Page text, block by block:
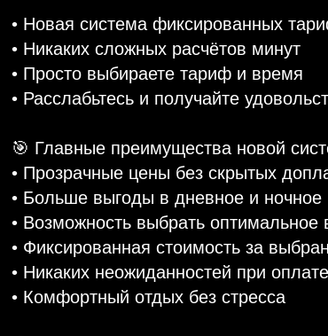
• Новая система фиксированных
• Никаких сложных расчётов минут
• Просто выбираете тариф и время
• Расслабьтесь и получайте
🎯 Главные преимущества новой
• Прозрачные цены без скрытых
• Больше выгоды в дневное и ночное
• Возможность выбрать
• Фиксированная стоимость за
• Никаких неожиданностей при оплате
• Комфортный отдых без стресса